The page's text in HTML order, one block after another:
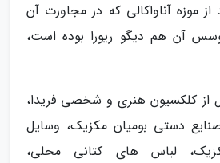
از موزه آناواکالی که در مجاورت آن
آن هم دیگو ریورا بوده است،
از کلکسیون هنری و شخصی فریدا،
دستی بومیان مکزیک، وسایل
لباس های کتانی محلی،